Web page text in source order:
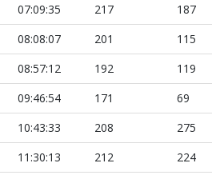
07:09:35 217
187
08:08:07 201
115
08:57:12 192
119
09:46:54 171
69
10:43:33 208
275
11:30:13 212
224